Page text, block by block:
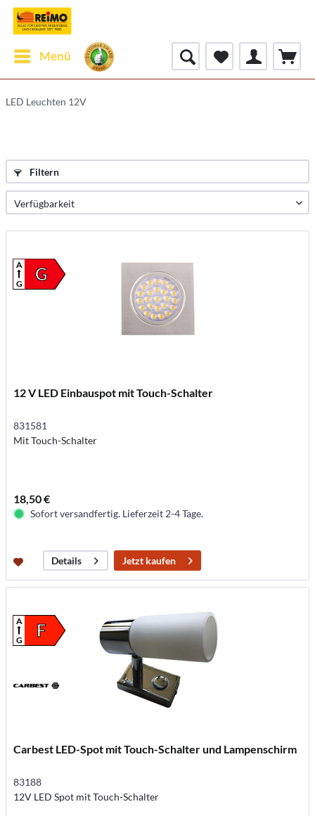
Menü
LED Leuchten 12V
Filtern
G
A
G
12 V LED Einbauspot mit Touch-Schalter
831581
Mit Touch-Schalter
18,50 €
Sofort versandfertig. Lieferzeit 2-4 Tage.
Details Jetzt kaufen
F
A
G
Carbest LED-Spot mit Touch-Schalter und Lampenschirm
83188
12V LED Spot mit Touch-Schalter